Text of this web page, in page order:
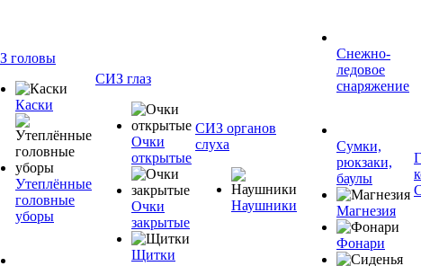
головы
Каски
Утеплённые
головные
уборы
СИЗ глаз
Очки
открытые
Очки
закрытые
Щитки
СИЗ органов
слуха
Наушники
Снежно-
ледовое
снаряжение
Сумки,
рюкзаки,
баулы
Магнезия
Фонари